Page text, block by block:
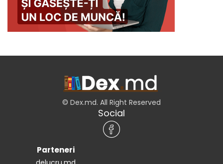
© Dex.md. All Right Reserved
Social
Parteneri